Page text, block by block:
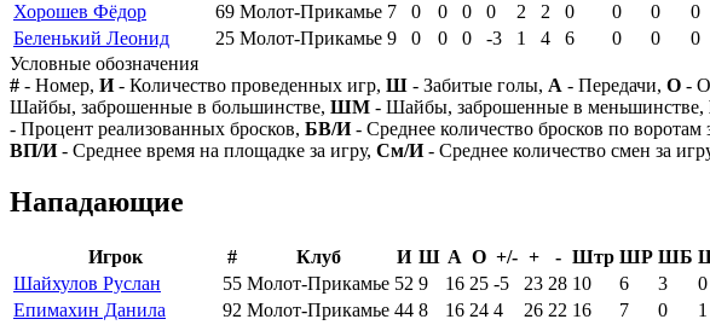
Хорошев Фёдор
69 Молот-Прикамье 7 0 0 0 0 2 2 0 0 0 0
Беленький Леонид
25 Молот-Прикамье 9 0 0 0 -3 1 4 6 0 0 0
Условные обозначения
# - Номер, И- Количество проведенных игр, Ш - Забитые голы, А - Передачи, О -
Шайбы, заброшенные в большинстве, ШМ - Шайбы, заброшенные в меньшинстве,
- Процент реализованных бросков, БВ/И- Среднее количество бросков по воротам
ВП/И- Среднее время на площадке за игру, См/И- Среднее количество смен за
Нападающие
Игрок # Клуб И Ш А О +/- + - Штр ШР ШБ
Шайхулов Руслан
55 Молот-Прикамье 52 9 16 25 -5 23 28 10 6 3 0
Епимахин Данила
92 Молот-Прикамье 44 8 16 24 4 26 22 16 7 0 1